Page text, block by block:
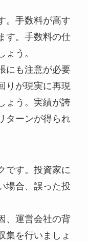
。手数料が高す
す。手数料の仕
う。
にも注意が必要
りが現実に再現
ょう。実績が誇
ターンが得られ
です。投資家に
場合、誤った投
、運営会社の背
集を行いましょ